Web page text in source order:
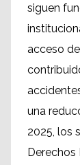
siguen
acceso
una
2025, los
Derechos